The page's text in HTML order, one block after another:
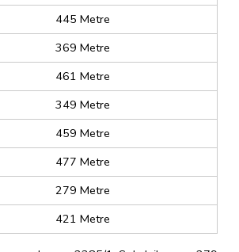
445 Metre
369 Metre
461 Metre
349 Metre
459 Metre
477 Metre
279 Metre
421 Metre